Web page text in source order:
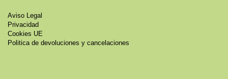
Aviso Legal
Privacidad
Cookies UE
Politica de devoluciones y cancelaciones